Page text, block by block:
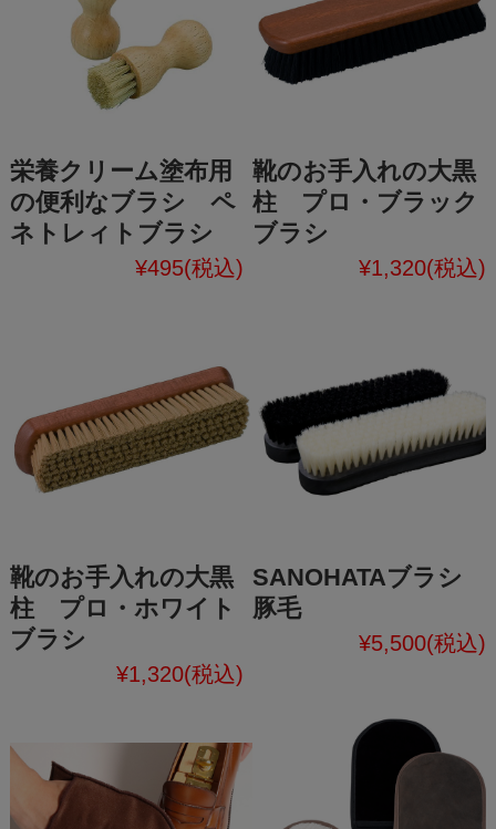
栄養クリーム塗布用
の便利なブラシ ペ
ネトレィトブラシ
¥495(税込)
靴のお手入れの大黒
柱 プロ・ブラック
ブラシ
¥1,320(税込)
靴のお手入れの大黒
柱 プロ・ホワイト
ブラシ
¥1,320(税込)
SANOHATAブラシ
豚毛
¥5,500(税込)